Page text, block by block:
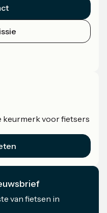
keurmerk voor fietsers
van fietsen in